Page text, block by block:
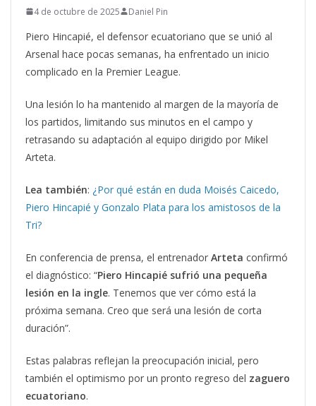
4 de octubre de 2025 Daniel Pin
Piero Hincapié, el defensor ecuatoriano que se unió al
Arsenal hace pocas semanas, ha enfrentado un inicio
complicado en la Premier League.
Una lesión lo ha mantenido al margen de la mayoría de
los partidos, limitando sus minutos en el campo y
retrasando su adaptación al equipo dirigido por Mikel
Arteta.
Lea también: ¿Por qué están en duda Moisés Caicedo,
Piero Hincapié y Gonzalo Plata para los amistosos de la
Tri?
En conferencia de prensa, el entrenador Arteta confirmó
el diagnóstico: “Piero Hincapié sufrió una pequeña
lesión en la ingle. Tenemos que ver cómo está la
próxima semana. Creo que será una lesión de corta
duración”.
Estas palabras reflejan la preocupación inicial, pero
también el optimismo por un pronto regreso del zaguero
ecuatoriano.